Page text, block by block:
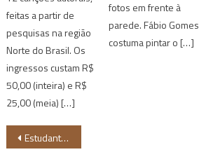
feitas a partir de
pesquisas na região
Norte do Brasil. Os
ingressos custam R$
50,00 (inteira) e R$
25,00 (meia) […]
fotos em frente à
parede. Fábio Gomes
costuma pintar o […]
Navegação
Estudante negra lança vaquinha para bolsa na Universidade de Ohio